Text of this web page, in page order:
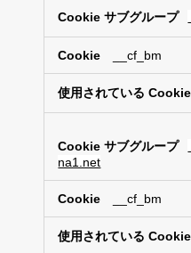
__cf_bm
na1.net
__cf_bm